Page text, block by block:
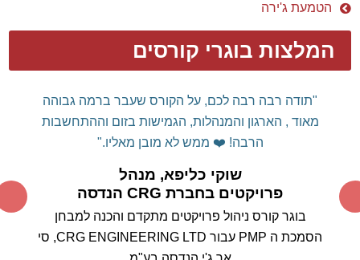
הטמעת ג'ירה
המלצות בוגרי קורסים
דן שלום רב,רצינו להודות אישית על הקורס המלמד
והמועיל.עשית לנו "סדר" בשימוש מושכלMS
PROJECTבכליהוכיצד ניתן לרתום אותו לטובתנו ולא
הרב ועל העצות החשובות.אין דומה לימוד כלי מסוג זה
ממומחה תוכן עם ניסיון רב שעוסק באופן פעיל בניהול
הפרויקטים, ללימוד קורס "בית ספר"
אין ספק
שהבחירה בך להעברת הקורס הייתה בחירה מוצלחת